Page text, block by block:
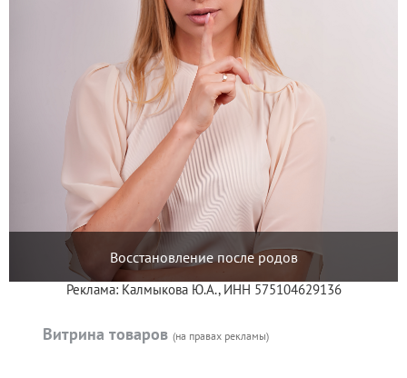
Восстановление после родов
Реклама: Калмыкова Ю.А., ИНН 575104629136
Витрина товаров (на правах рекламы)